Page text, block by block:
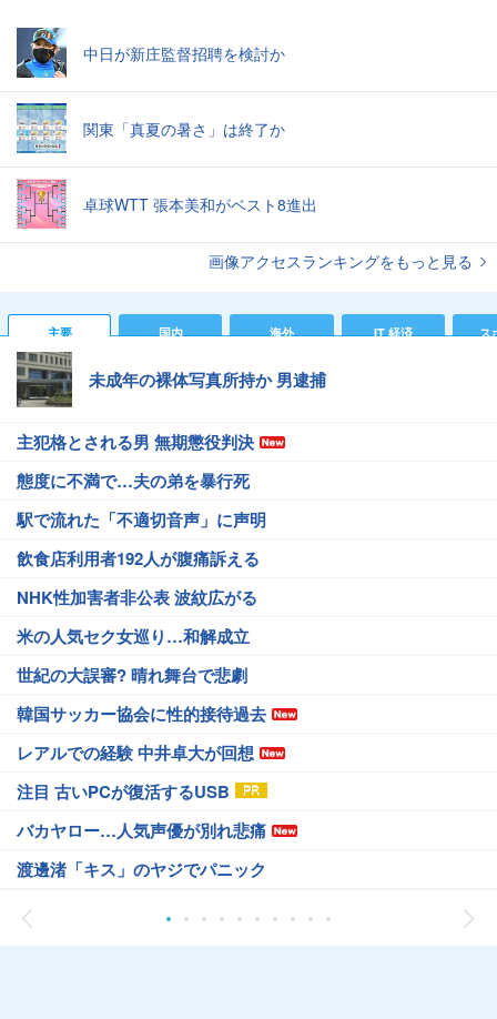
中日が新庄監督招聘を検討か
関東「真夏の暑さ」は終了か
卓球WTT 張本美和がベスト8進出
画像アクセスランキングをもっと見る
主要 国内 海外 IT 経済 ス
未成年の裸体写真所持か 男逮捕
主犯格とされる男 無期懲役判決
態度に不満で…夫の弟を暴行死
駅で流れた「不適切音声」に声明
飲食店利用者192人が腹痛訴える
NHK性加害者非公表 波紋広がる
米の人気セク女巡り…和解成立
世紀の大誤審? 晴れ舞台で悲劇
韓国サッカー協会に性的接待過去
レアルでの経験 中井卓大が回想
注目 古いPCが復活するUSB
バカヤロー…人気声優が別れ悲痛
渡邊渚「キス」のヤジでパニック